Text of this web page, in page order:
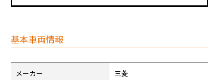
基本車両情報
メーカー 三菱